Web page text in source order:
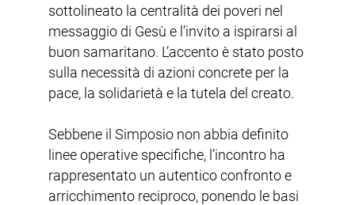
sottolineato la centralità dei poveri nel
messaggio di Gesù e l’invito a ispirarsi al
buon samaritano. L’accento è stato posto
sulla necessità di azioni concrete per la
pace, la solidarietà e la tutela del creato.
Sebbene il Simposio non abbia definito
linee operative specifiche, l’incontro ha
rappresentato un autentico confronto e
arricchimento reciproco, ponendo le basi